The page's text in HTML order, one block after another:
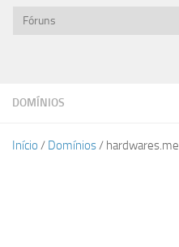
DOMÍNIOS
Início / Domínios/ hardwares.me